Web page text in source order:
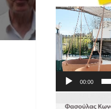
Πρόγραμμα
Αναπαραγωγής
Βίντεο
00:00